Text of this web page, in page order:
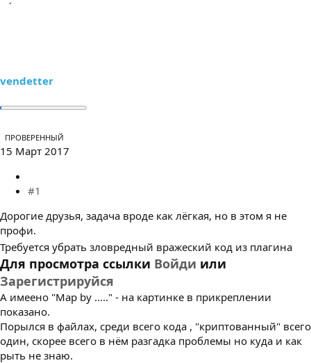
ы
vendetter
ПРОВЕРЕННЫЙ
15 Март 2017
#1
Дорогие друзья, задача вроде как лёгкая, но в этом я не
профи.
Требуется убрать зловредный вражеский код из плагина
Для просмотра ссылки Войди или
Зарегистрируйся
А имеено "Map by ....." - на картинке в прикреплении
показано.
Порылся в файлах, среди всего кода , "криптованный" всего
один, скорее всего в нём разгадка проблемы но куда и как
рыть не знаю.